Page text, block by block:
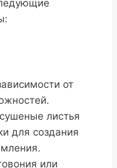
от
листья
для создания
или